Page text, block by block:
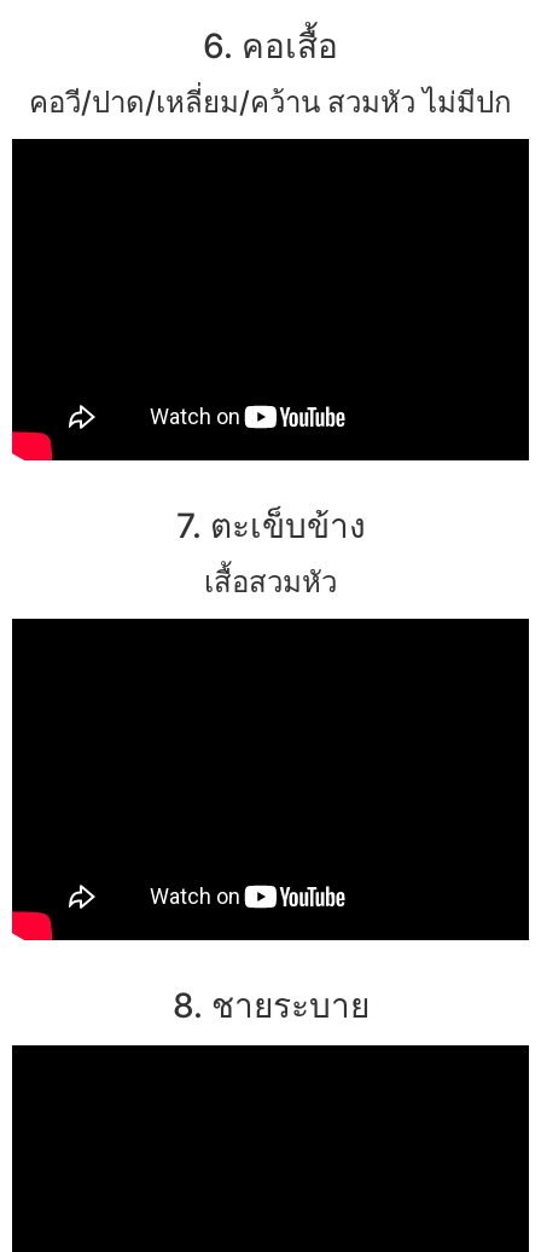
6. คอเสื้อ
คอวี/ปาด/เหลี่ยม/คว้าน สวมหัว ไม่มีปก
7. ตะเข็บข้าง
เสื้อสวมหัว
8. ชายระบาย